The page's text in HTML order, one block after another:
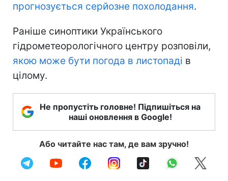
прогнозується серйозне похолодання.
Раніше синоптики Українського
гідрометеорологічного центру розповіли,
якою може бути погода в листопаді в
цілому.
Не пропустіть головне! Підпишіться на
наші оновлення в Google!
Або читайте нас там, де вам зручно!